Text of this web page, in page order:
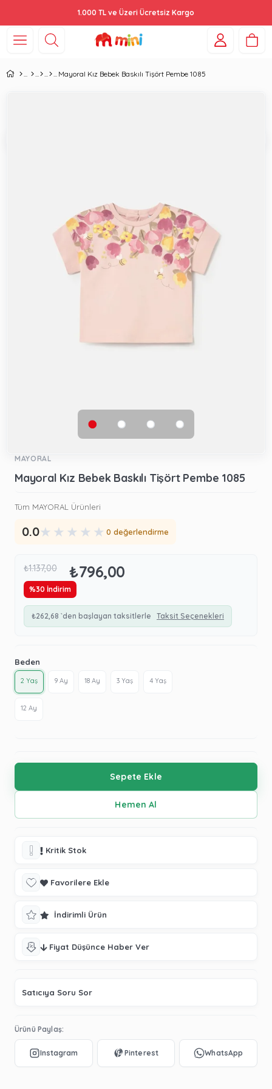
1.000 TL ve Üzeri Ücretsiz Kargo
Mayoral Kız Bebek Baskılı Tişört Pembe 1085
MAYORAL
Mayoral Kız Bebek Baskılı Tişört Pembe 1085
Tüm MAYORAL Ürünleri
0.0★ ★ ★ ★ ★ 0 değerlendirme
₺1.137,00 ₺796,00
%30 İndirim
₺262,68 `den başlayan taksitlerle Taksit Seçenekleri
Beden
2 Yaş 9 Ay 18 Ay 3 Yaş 4 Yaş
12 Ay
Kritik Stok
Favorilere Ekle
İndirimli Ürün
Fiyat Düşünce Haber Ver
Satıcıya Soru Sor
Ürünü Paylaş: